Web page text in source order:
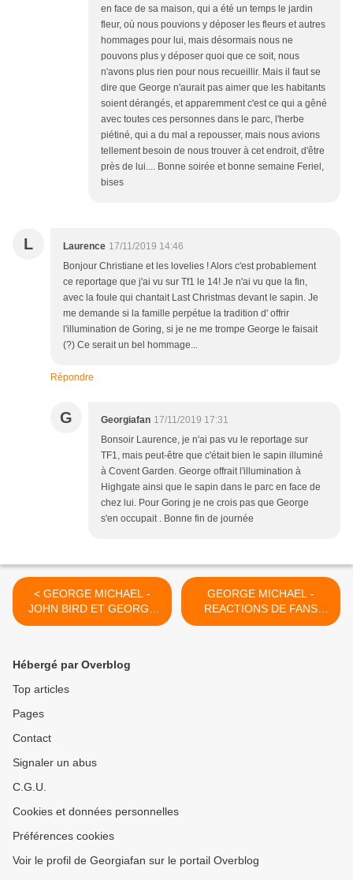
en face de sa maison, qui a été un temps le jardin
fleur, où nous pouvions y déposer les fleurs et autres
hommages pour lui, mais désormais nous ne
pouvons plus y déposer quoi que ce soit, nous
n'avons plus rien pour nous recueillir. Mais il faut se
dire que George n'aurait pas aimer que les habitants
soient dérangés, et apparemment c'est ce qui a gêné
avec toutes ces personnes dans le parc, l'herbe
piétiné, qui a du mal a repousser, mais nous avions
tellement besoin de nous trouver à cet endroit, d'être
près de lui.... Bonne soirée et bonne semaine Feriel,
bises
L Laurence 17/11/2019 14:46
Bonjour Christiane et les lovelies ! Alors c'est probablement
ce reportage que j'ai vu sur Tf1 le 14! Je n'ai vu que la fin,
avec la foule qui chantait Last Christmas devant le sapin. Je
me demande si la famille perpétue la tradition d' offrir
l'illumination de Goring, si je ne me trompe George le faisait
(?) Ce serait un bel hommage...
Répondre
G Georgiafan 17/11/2019 17:31
Bonsoir Laurence, je n'ai pas vu le reportage sur
TF1, mais peut-être que c'était bien le sapin illuminé
à Covent Garden. George offrait l'illumination à
Highgate ainsi que le sapin dans le parc en face de
chez lui. Pour Goring je ne crois pas que George
s'en occupait . Bonne fin de journée
< GEORGE MICHAEL -
JOHN BIRD ET GEORGE
MICHAEL UNE RELATION
GEORGE MICHAEL -
REACTIONS DE FANS
POUR LE NOUVEAU
Hébergé par Overblog
Top articles
Pages
Contact
Signaler un abus
C.G.U.
Cookies et données personnelles
Préférences cookies
Voir le profil de Georgiafan sur le portail Overblog